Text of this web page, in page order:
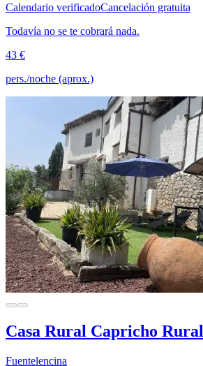
Calendario verificadoCancelación gratuita
Todavía no se te cobrará nada.
43 €
pers./noche (aprox.)
Casa Rural Capricho Rural
Fuentelencina